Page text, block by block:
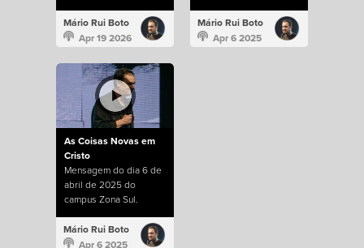
Mário Rui Boto
Apr 19 2026
Mário Rui Boto
Apr 6 2025
As Coisas Novas em
Cristo
Mensagem do dia 6 de
abril de 2025 do
campus Zona Sul.
Mário Rui Boto
Apr 6 2025